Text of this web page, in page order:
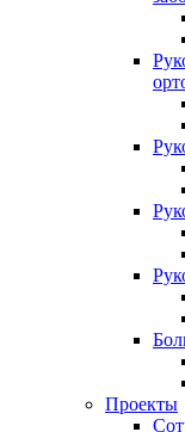
Проекты